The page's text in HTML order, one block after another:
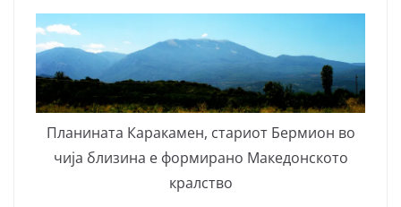
Планината Каракамен, стариот Бермион во
чија близина е формирано Македонското
кралство